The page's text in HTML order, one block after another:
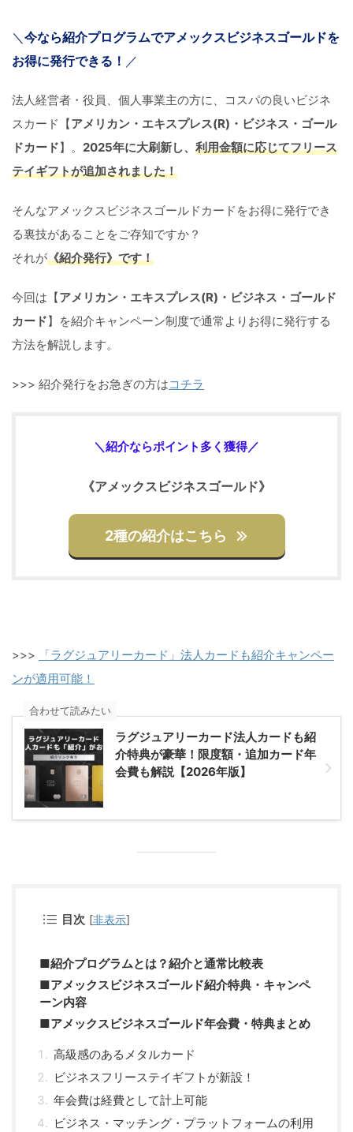
＼ 今なら紹介プログラムでアメックスビジネスゴールドを
お得に発行できる！ ／
法人経営者・役員、個人事業主の方に、コスパの良いビジネ
スカード【アメリカン・エキスプレス(R)・ビジネス・ゴール
ドカード】。 2025年に大刷新し、 利用金額に応じてフリース
テイギフトが追加されました！
そんなアメックスビジネスゴールドカードをお得に発行でき
る裏技があることをご存知ですか？
それが《紹介発行》です！
今回は【アメリカン・エキスプレス(R)・ビジネス・ゴールド
カード】を紹介キャンペーン制度で通常よりお得に発行する
方法を解説します。
>>> 紹介発行をお急ぎの方はコチラ
＼紹介ならポイント多く獲得／
《アメックスビジネスゴールド》
2種の紹介はこちら
>>>
「ラグジュアリーカード」法人カードも紹介キャンペー
ンが適用可能！
ラグジュアリーカード法人カードも紹
介特典が豪華！限度額・追加カード年
会費も解説【2026年版】
合わせて読みたい
目次 [非表示]
■紹介プログラムとは？紹介と通常比較表
■アメックスビジネスゴールド紹介特典・キャンペ
ーン内容
■アメックスビジネスゴールド年会費・特典まとめ
高級感のあるメタルカード
ビジネスフリーステイギフトが新設！
年会費は経費として計上可能
ビジネス・マッチング・プラットフォームの利用